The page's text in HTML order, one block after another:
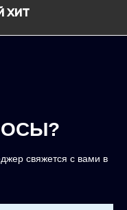
хит
свяжется с вами в